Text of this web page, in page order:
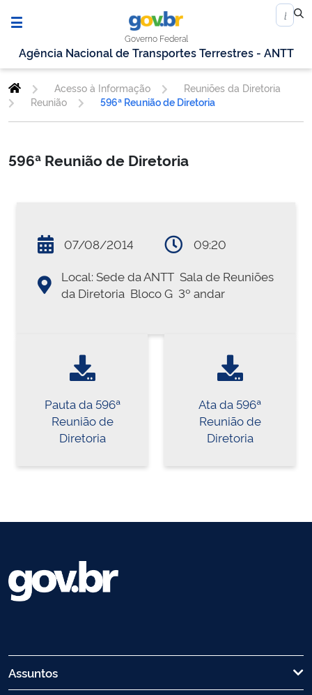
Governo Federal
Agência Nacional de Transportes Terrestres - ANTT
Acesso à Informação
Reuniões da Diretoria
Reunião
596ª Reunião de Diretoria
596ª Reunião de Diretoria
07/08/2014
09:20
Local: Sede da ANTT  Sala de Reuniões
da Diretoria  Bloco G  3º andar
Pauta da 596ª
Reunião de
Diretoria
Ata da 596ª
Reunião de
Diretoria
Assuntos